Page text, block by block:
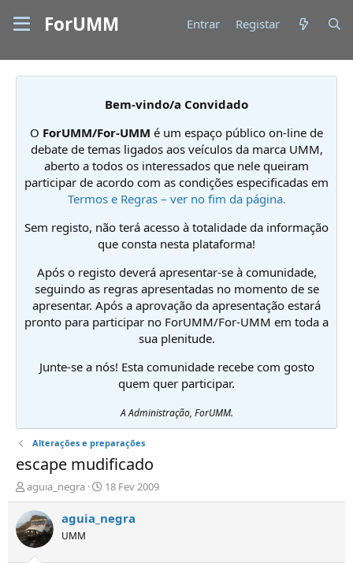
ForUMM Entrar Registar
Bem-vindo/a Convidado
O ForUMM/For-UMM é um espaço público on-line de
debate de temas ligados aos veículos da marca UMM,
aberto a todos os interessados que nele queiram
participar de acordo com as condições especificadas em
Termos e Regras – ver no fim da página.
Sem registo, não terá acesso à totalidade da informação
que consta nesta plataforma!
Após o registo deverá apresentar-se à comunidade,
seguindo as regras apresentadas no momento de se
apresentar. Após a aprovação da apresentação estará
pronto para participar no ForUMM/For-UMM em toda a
sua plenitude.
Junte-se a nós! Esta comunidade recebe com gosto
quem quer participar.
A Administração, ForUMM.
Alterações e preparações
escape mudificado
I
n
i
c
i
aguia_negra
D
a
t
18 Fev 2009
aguia_negra
UMM